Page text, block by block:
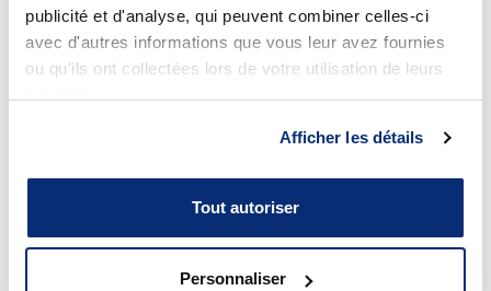
publicité et d'analyse, qui peuvent combiner celles-ci
avec d'autres informations que vous leur avez fournies
ou qu'ils ont collectées lors de votre utilisation de leurs
Afficher les détails
Tout autoriser
Personnaliser